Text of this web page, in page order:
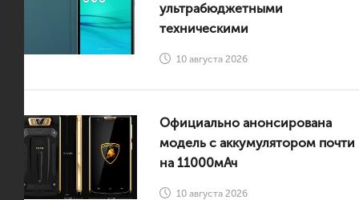
ультрабюджетными
техническими
10 августа 2026
Официально анонсирована
модель с аккумулятором почти
на 11000мАч
10 августа 2026